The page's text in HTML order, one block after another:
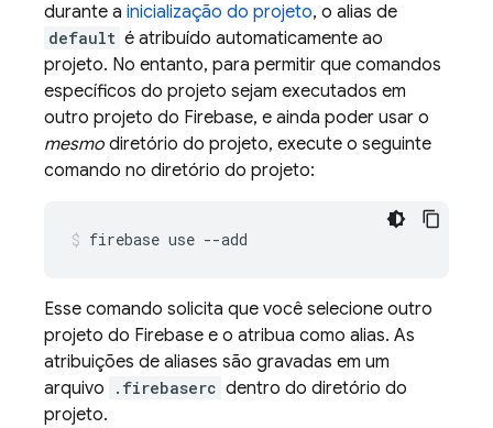
durante a inicialização do projeto, o alias de
default é atribuído automaticamente ao
projeto. No entanto, para permitir que comandos
específicos do projeto sejam executados em
outro projeto do Firebase, e ainda poder usar o
mesmo diretório do projeto, execute o seguinte
comando no diretório do projeto:
firebase use --add
Esse comando solicita que você selecione outro
projeto do Firebase e o atribua como alias. As
atribuições de aliases são gravadas em um
arquivo
.firebaserc dentro do diretório do
projeto.